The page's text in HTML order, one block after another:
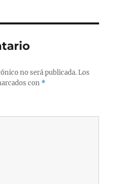
no será publicada. Los
con *